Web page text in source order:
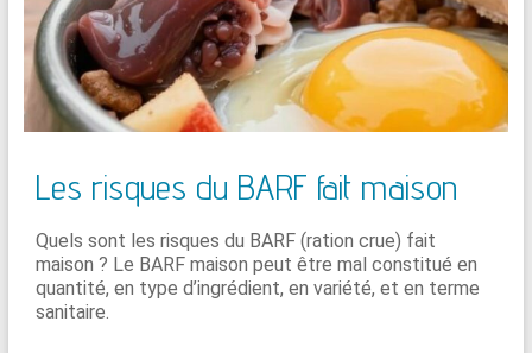
Les risques du BARF fait maison
Quels sont les risques du BARF (ration crue) fait
maison ? Le BARF maison peut être mal constitué en
quantité, en type d’ingrédient, en variété, et en terme
sanitaire.